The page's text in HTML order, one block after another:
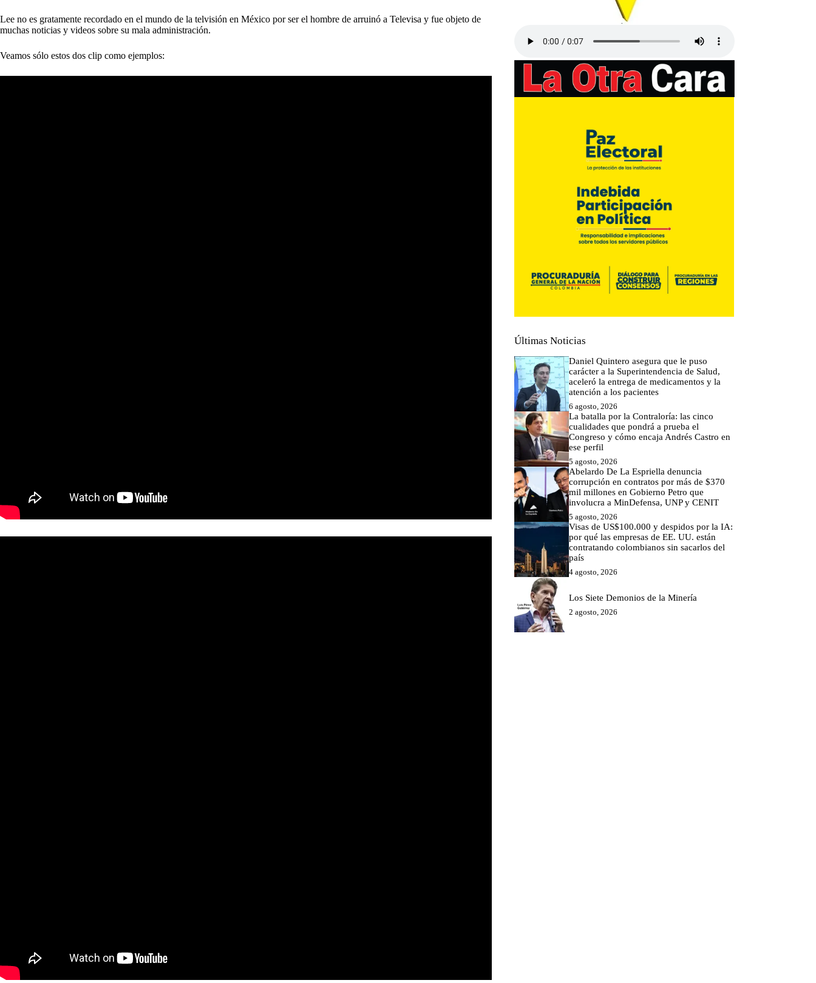
Lee no es gratamente recordado en el mundo de la telvisión en México por ser el hombre de arruinó a Televisa y fue objeto de
muchas noticias y videos sobre su mala administración.
Veamos sólo estos dos clip como ejemplos:
Últimas Noticias
Daniel Quintero asegura que le puso
carácter a la Superintendencia de Salud,
aceleró la entrega de medicamentos y la
atención a los pacientes
6 agosto, 2026
La batalla por la Contraloría: las cinco
cualidades que pondrá a prueba el
Congreso y cómo encaja Andrés Castro en
ese perfil
5 agosto, 2026
Abelardo De La Espriella denuncia
corrupción en contratos por más de $370
mil millones en Gobierno Petro que
involucra a MinDefensa, UNP y CENIT
5 agosto, 2026
Visas de US$100.000 y despidos por la IA:
por qué las empresas de EE. UU. están
contratando colombianos sin sacarlos del
país
4 agosto, 2026
Los Siete Demonios de la Minería
2 agosto, 2026